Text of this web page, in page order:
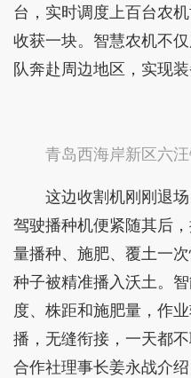
台，实时调度上百台农
收获一块。智慧农机不
队奔赴周边地区，实现装
青岛西海岸新区六
这边收割机刚刚退
驾驶播种机便紧随其后
量播种、施肥、覆土一
种子被精准播入沃土。
度、株距和施肥量，作
播，无缝衔接，一天都
合作社理事长姜永战介